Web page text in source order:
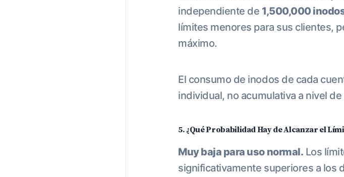
independiente de 1,500,000
límites menores para sus clientes,
máximo.
El consumo de inodos de cada
individual, no acumulativa a nivel
5. ¿Qué Probabilidad Hay de Alcanzar el
Muy baja para uso normal. Los
significativamente superiores a los